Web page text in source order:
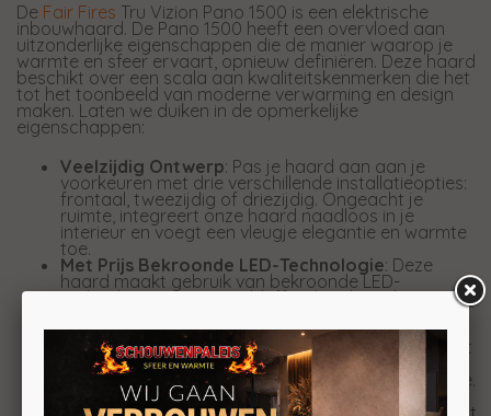
De Fair Fires Tru Vizion Pano 1500 is een elektrische
inbouwhaard. De Pano 1500 heeft een overvloed aan
uitzonderlijke eigenschappen die de manier waarop je
warmte en sfeer ervaart, opnieuw definiëren. Deze haard
beschikt over een scala aan kwaliteitskenmerken die het
tot het toonbeeld van moderne verwarming en design
maken. Laten we duiken in de opmerkelijke
eigenschappen:
Veelzijdig Ontwerp: Pas je haard aan aan je
voorkeuren met drie verschillende installatieopties:
frontaal, tweezijdig of driezijdig. Ongeacht je
ruimte, integreert onze haard naadloos in je
interieur en voegt een vleugje elegantie en warmte
toe.
Met Prijs Bekroonde LED-Technologie: Deze
haard maakt gebruik van bekroonde LED-
technologie om een verbluffend realistisch
vuureffect te creëren. Geniet van de illusie van een
echt brandend vuur zonder gedoe en rook.
Uniek Verwarmingselement: De haard is uitgerust
met een uniek verwarmingselement, zodat je
comfortabel en gezellig kunt genieten van je ruimte.
3D-Functie: Ervaar de diepte en levendigheid van